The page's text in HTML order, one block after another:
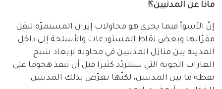
ماذا عن المدنيين؟!
إنّ الأسوأ فيما يجري هو محاولات إيران المستمرّة لنقل
مقرّاتها وبعض نقاط المستودعات والأسلحة إلى داخل
المدينة بين منازل المدنيين في محاولة لإبعاد شبح
الغارات الجوية التي ستتردّد كثيرا قبل أن تنفذ هجوما على
نقطة ما بين المدنيين، لكنّها تعرّض بذلك المدنيين